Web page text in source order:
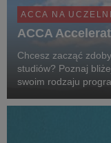
ACCA NA
ACCA
Chcesz zacząć
studiów? Poznaj
swoim rodzaju